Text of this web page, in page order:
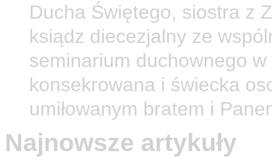
Ducha Świętego, siostra z
ksiądz diecezjalny ze
seminarium duchownego
konsekrowana i świecka
umiłowanym bratem i
Najnowsze artykuły